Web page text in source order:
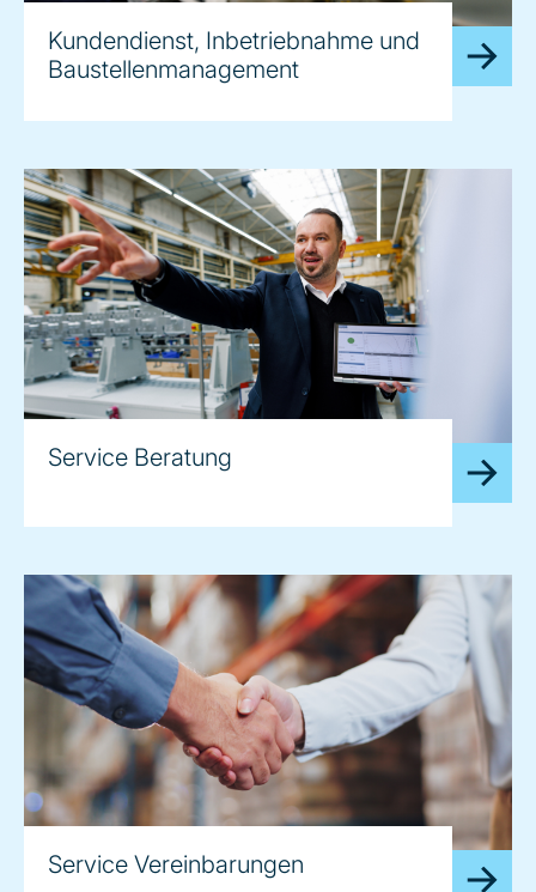
Kundendienst, Inbetriebnahme und
Baustellenmanagement
Service Beratung
Service Vereinbarungen